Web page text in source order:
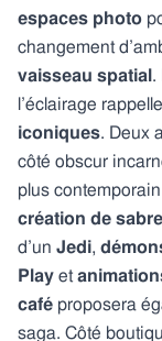
espaces photo
changement
vaisseau spatial .
l’éclairage
iconiques. Deux
côté obscur
plus
création de
d’un Jedi,
Play et
café proposera
saga. Côté